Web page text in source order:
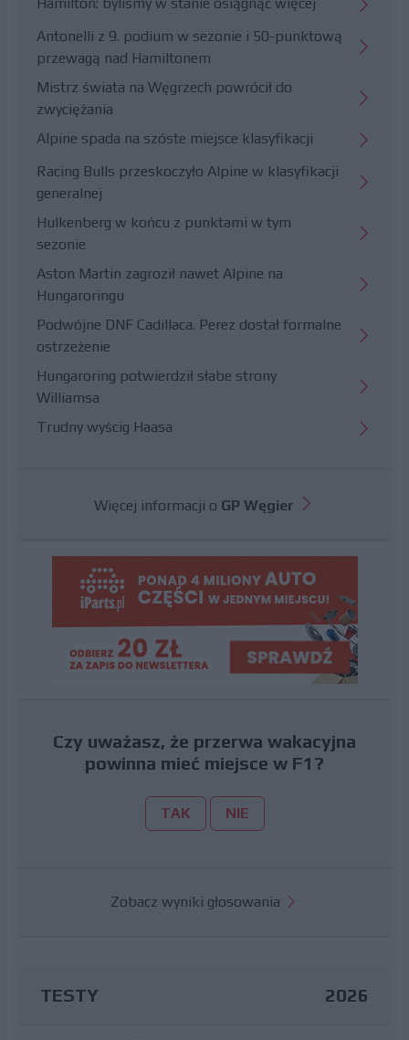
Antonelli z 9. podium w sezonie i 50-punktową
przewagą nad Hamiltonem
Mistrz świata na Węgrzech powrócił do
zwyciężania
Alpine spada na szóste miejsce klasyfikacji
Racing Bulls przeskoczyło Alpine w klasyfikacji
generalnej
Hulkenberg w końcu z punktami w tym
sezonie
Aston Martin zagroził nawet Alpine na
Hungaroringu
Podwójne DNF Cadillaca. Perez dostał formalne
ostrzeżenie
Hungaroring potwierdził słabe strony
Williamsa
Trudny wyścig Haasa
Więcej informacji o GP Węgier
Czy uważasz, że przerwa wakacyjna
powinna mieć miejsce w F1?
TAK NIE
Zobacz wyniki głosowania
TESTY 2026